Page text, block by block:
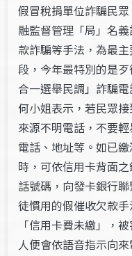
假冒稅捐單位詐騙民
融監督管理「局」名
款詐騙等手法，為最
段，今年最特別的是
合一選舉民調」詐騙
何小姐表示，若民眾接
來源不明電話，不要
電話、地址等。如已
時，可依信用卡背面
話號碼，向發卡銀行
徒慣用的假催收欠款
「信用卡費未繳」，
人便會依語音指示向